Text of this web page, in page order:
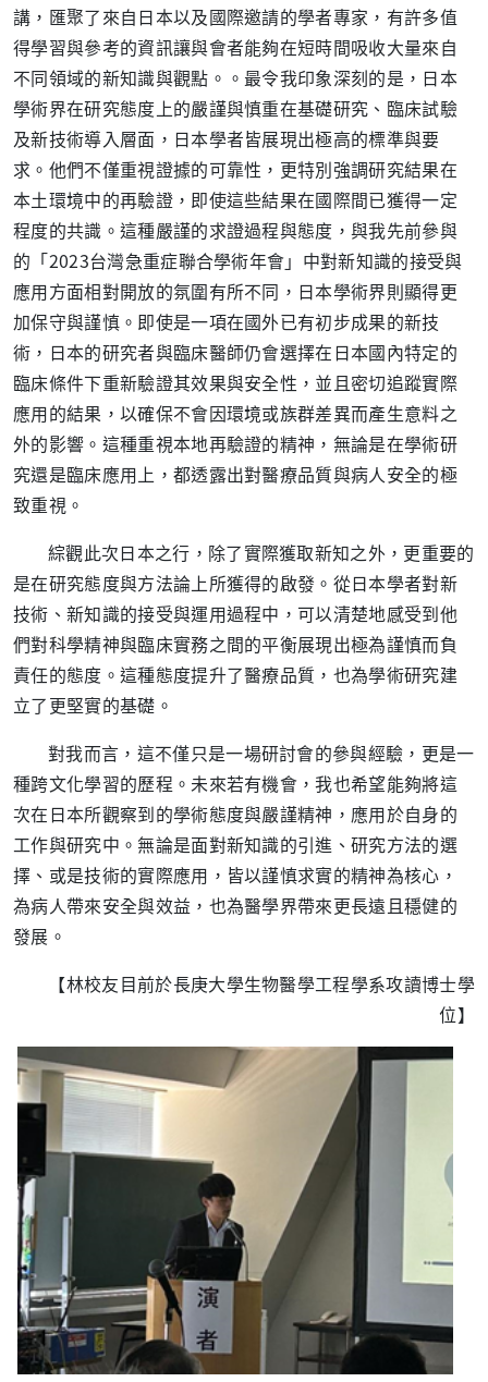
講，匯聚了來自日本以及國際邀請的學者專家，有許多值
得學習與參考的資訊讓與會者能夠在短時間吸收大量來自
不同領域的新知識與觀點。。最令我印象深刻的是，日本
學術界在研究態度上的嚴謹與慎重在基礎研究、臨床試驗
及新技術導入層面，日本學者皆展現出極高的標準與要
求。他們不僅重視證據的可靠性，更特別強調研究結果在
本土環境中的再驗證，即使這些結果在國際間已獲得一定
程度的共識。這種嚴謹的求證過程與態度，與我先前參與
的「2023台灣急重症聯合學術年會」中對新知識的接受與
應用方面相對開放的氛圍有所不同，日本學術界則顯得更
加保守與謹慎。即使是一項在國外已有初步成果的新技
術，日本的研究者與臨床醫師仍會選擇在日本國內特定的
臨床條件下重新驗證其效果與安全性，並且密切追蹤實際
應用的結果，以確保不會因環境或族群差異而產生意料之
外的影響。這種重視本地再驗證的精神，無論是在學術研
究還是臨床應用上，都透露出對醫療品質與病人安全的極
致重視。
綜觀此次日本之行，除了實際獲取新知之外，更重要的
是在研究態度與方法論上所獲得的啟發。從日本學者對新
技術、新知識的接受與運用過程中，可以清楚地感受到他
們對科學精神與臨床實務之間的平衡展現出極為謹慎而負
責任的態度。這種態度提升了醫療品質，也為學術研究建
立了更堅實的基礎。
對我而言，這不僅只是一場研討會的參與經驗，更是一
種跨文化學習的歷程。未來若有機會，我也希望能夠將這
次在日本所觀察到的學術態度與嚴謹精神，應用於自身的
工作與研究中。無論是面對新知識的引進、研究方法的選
擇、或是技術的實際應用，皆以謹慎求實的精神為核心，
為病人帶來安全與效益，也為醫學界帶來更長遠且穩健的
發展。
【林校友目前於長庚大學生物醫學工程學系攻讀博士學
位】